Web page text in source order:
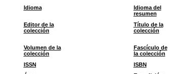
Idioma
Idioma del
resumen
Editor de la
colección
Título de la
colección
Volumen de la
colección
Fascículo de
la colección
ISSN ISBN